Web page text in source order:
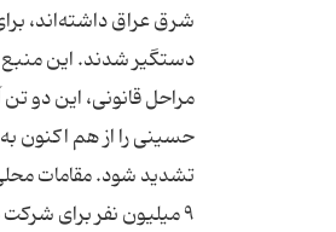
شرق عراق داشته‌اند،
دستگیر شدند. این منبع
مراحل قانونی، این دو
حسینی را از هم اكنون
‪ ۹‬میلیون نفر برای شركت در مراسم اربعین به شهر مقدس كربلا وارد شوند.